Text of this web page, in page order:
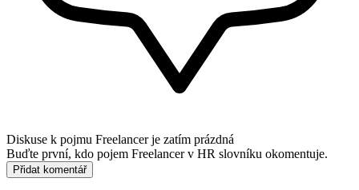
Diskuse k pojmu Freelancerje zatím prázdná
Buďte první, kdo pojem Freelancer v HR slovníku okomentuje.
Přidat komentář